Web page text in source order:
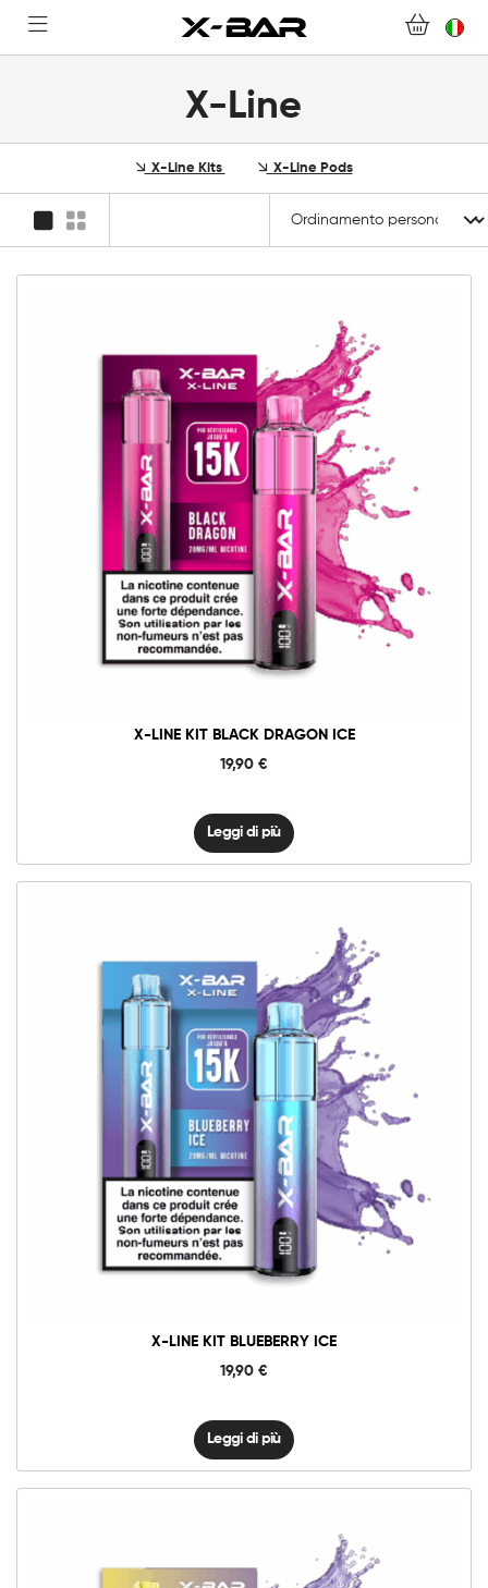
X-Line
X-Line Kits X-Line Pods
X-LINE KIT BLACK DRAGON ICE
19,90 €
Leggi di più
X-LINE KIT BLUEBERRY ICE
19,90 €
Leggi di più